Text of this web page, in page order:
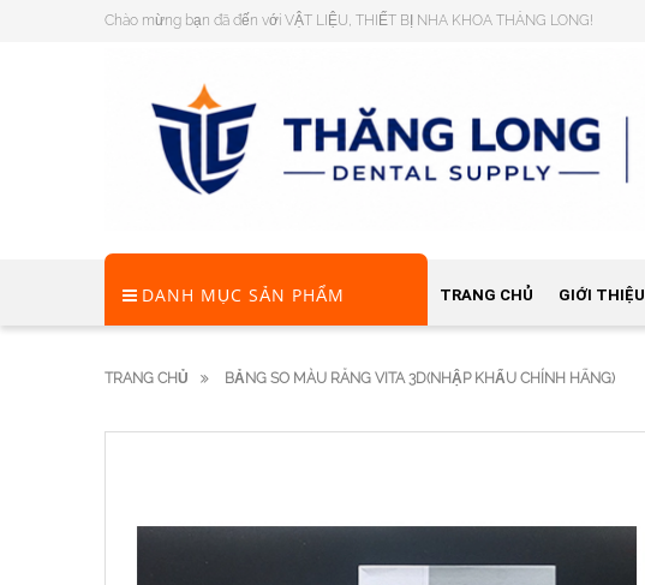
Chào mừng bạn đã đến với VẬT LIỆU, THIẾT BỊ NHA KHOA THĂNG LONG!
DANH MỤC SẢN PHẨM TRANG CHỦ GIỚI THIỆU
TRANG CHỦ BẢNG SO MÀU RĂNG VITA 3D(NHẬP KHẨU CHÍNH HÃNG)